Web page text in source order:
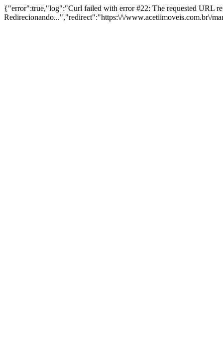
{"error":true,"log":"Curl failed with error #22: The requested URL
Redirecionando...","redirect":"https:\/\/www.acetiimoveis.com.br\/